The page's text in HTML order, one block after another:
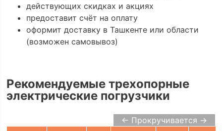
действующих скидках и акциях
предоставит счёт на оплату
оформит доставку в Ташкенте или области
(возможен самовывоз)
Рекомендуемые трехопорные
электрические погрузчики
← Прокручивается →